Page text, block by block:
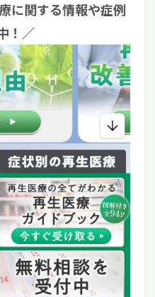
に関する情報や症例
！／